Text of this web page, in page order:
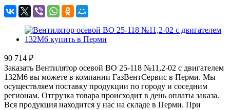
90 714 ₽
Заказать Вентилятор осевой ВО 25-118 №11,2-02 с двигателем
132М6 вы можете в компании ГазВентСервис в Перми. Мы
осуществляем поставку продукции по городу и соседним
регионам. Отгрузка товара происходит в день оплаты заказа.
Вся продукция находится у нас на складе в Перми. При